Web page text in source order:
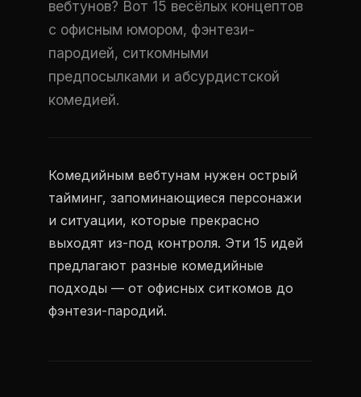
вебтунов? Вот 15 весёлых концептов
с офисным юмором, фэнтези-
пародией, ситкомными
предпосылками и абсурдистской
комедией.
Комедийным вебтунам нужен острый
тайминг, запоминающиеся персонажи
и ситуации, которые прекрасно
выходят из-под контроля. Эти 15 идей
предлагают разные комедийные
подходы — от офисных ситкомов до
фэнтези-пародий.